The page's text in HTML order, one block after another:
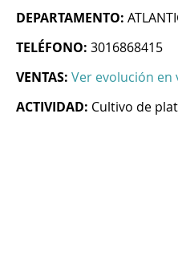
DEPARTAMENTO:
TELÉFONO: 3016868415
VENTAS: Ver evolución en
ACTIVIDAD: Cultivo de